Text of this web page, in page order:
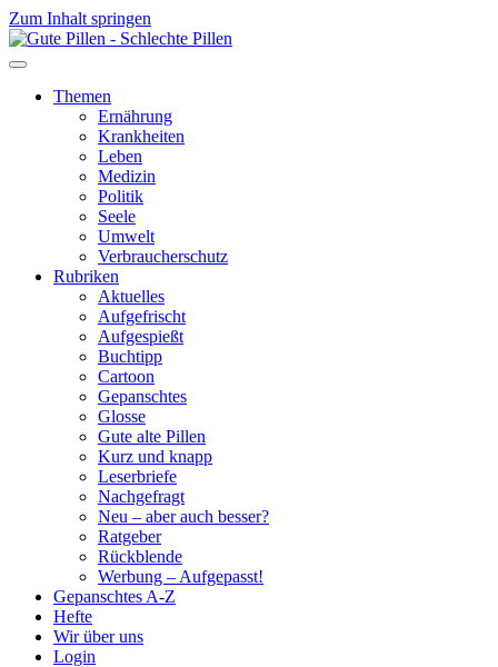
Zum Inhalt springen
Themen
Ernährung
Krankheiten
Leben
Medizin
Politik
Seele
Umwelt
Verbraucherschutz
Rubriken
Aktuelles
Aufgefrischt
Aufgespießt
Buchtipp
Cartoon
Gepanschtes
Glosse
Gute alte Pillen
Kurz und knapp
Leserbriefe
Nachgefragt
Neu – aber auch besser?
Ratgeber
Rückblende
Werbung – Aufgepasst!
Gepanschtes A-Z
Hefte
Wir über uns
Login